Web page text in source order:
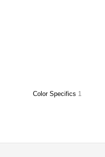
Color Specifics 1